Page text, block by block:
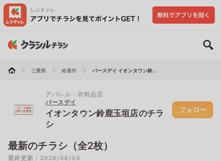
三重県 鈴鹿市 バースデイ イオンタウン鈴...
アパレル・衣料品店
バースデイ
イオンタウン鈴鹿玉垣店のチラ
シ
フォロー
最新のチラシ（全2枚）
最終更新：2026/08/04